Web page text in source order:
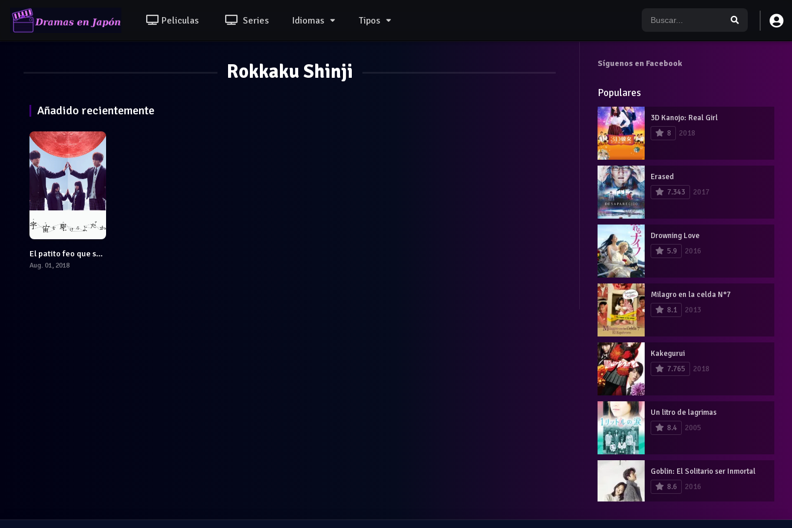
Peliculas Series Idiomas Tipos
Rokkaku Shinji
Añadido recientemente
7.473
El patito feo que surcó los cielos
Aug. 01, 2018
Síguenos en Facebook
Populares
3D Kanojo: Real Girl
8
2018
Erased
7.343
2017
Drowning Love
5.9
2016
Milagro en la celda N°7
8.1
2013
Kakegurui
7.765
2018
Un litro de lagrimas
8.4
2005
Goblin: El Solitario ser Inmortal
8.6
2016